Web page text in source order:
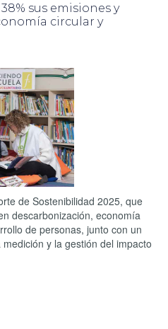
sus emisiones y
circular y
de Sostenibilidad 2025, que
descarbonización, economía
de personas, junto con un
y la gestión del impacto